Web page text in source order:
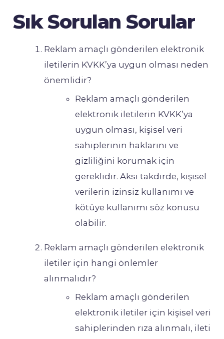
Sık Sorulan Sorular
Reklam amaçlı gönderilen elektronik
iletilerin KVKK’ya uygun olması neden
önemlidir?
Reklam amaçlı gönderilen
elektronik iletilerin KVKK’ya
uygun olması, kişisel veri
sahiplerinin haklarını ve
gizliliğini korumak için
gereklidir. Aksi takdirde, kişisel
verilerin izinsiz kullanımı ve
kötüye kullanımı söz konusu
olabilir.
Reklam amaçlı gönderilen elektronik
iletiler için hangi önlemler
alınmalıdır?
Reklam amaçlı gönderilen
elektronik iletiler için kişisel veri
sahiplerinden rıza alınmalı, ileti